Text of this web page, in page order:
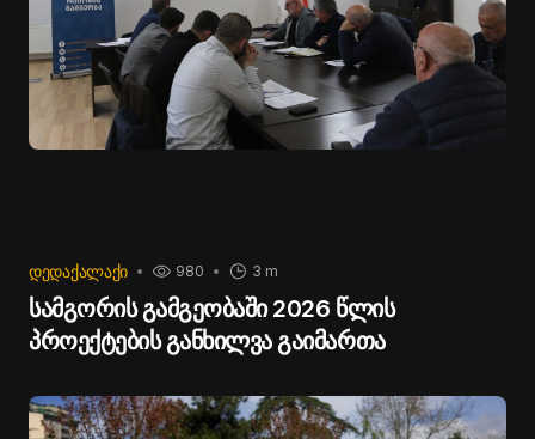
ᲓᲔᲓᲐᲥᲐᲚᲐᲥᲘ 3 m
980
სამგორის გამგეობაში 2026 წლის
პროექტების განხილვა გაიმართა